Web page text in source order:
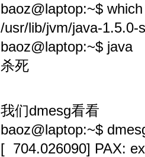
baoz@laptop:~$
/usr/lib/jvm/java-1.5.0-
baoz@laptop:~$ java
杀死
我们dmesg看看
baoz@laptop:~$
[ 704.026090] PAX: